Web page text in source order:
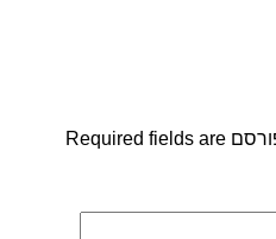
כתובת הדואר האלקטרוני לא תפורסם Required fields are